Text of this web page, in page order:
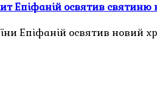
Епіфаній освятив святиню
Епіфаній освятив новий